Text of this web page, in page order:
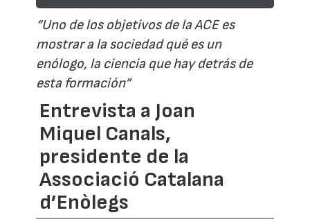
“Uno de los objetivos de la ACE es
mostrar a la sociedad qué es un
enólogo, la ciencia que hay detrás de
esta formación”
Entrevista a Joan
Miquel Canals,
presidente de la
Associació Catalana
d’Enòlegs